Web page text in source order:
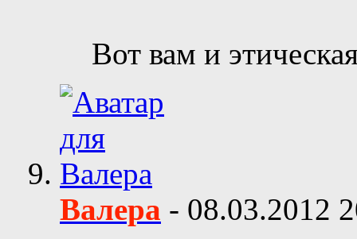
Вот вам и
Валера - 08.03.2012